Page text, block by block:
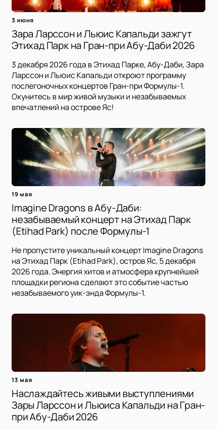
3 июня
Зара Ларссон и Льюис Капальди зажгут
Этихад Парк на Гран-при Абу-Даби 2026
3 декабря 2026 года в Этихад Парке, Абу-Даби, Зара
Ларссон и Льюис Капальди откроют программу
послегоночных концертов Гран-при Формулы-1.
Окунитесь в мир живой музыки и незабываемых
впечатлений на острове Яс!
19 мая
Imagine Dragons в Абу-Даби:
незабываемый концерт на Этихад Парк
(Etihad Park) после Формулы-1
Не пропустите уникальный концерт Imagine Dragons
на Этихад Парк (Etihad Park), остров Яс, 5 декабря
2026 года. Энергия хитов и атмосфера крупнейшей
площадки региона сделают это событие частью
незабываемого уик-энда Формулы-1.
13 мая
Наслаждайтесь живыми выступлениями
Зары Ларссон и Льюиса Капальди на Гран-
при Абу-Даби 2026